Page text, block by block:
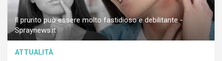
Il prurito può essere molto fastidioso e debilitante -
Spraynews.it
ATTUALITÀ